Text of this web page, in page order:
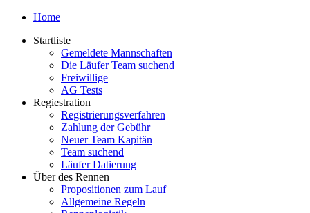
Home
Startliste
Gemeldete Mannschaften
Die Läufer Team suchend
Freiwillige
AG Tests
Regiestration
Registrierungsverfahren
Zahlung der Gebühr
Neuer Team Kapitän
Team suchend
Läufer Datierung
Über des Rennen
Propositionen zum Lauf
Allgemeine Regeln